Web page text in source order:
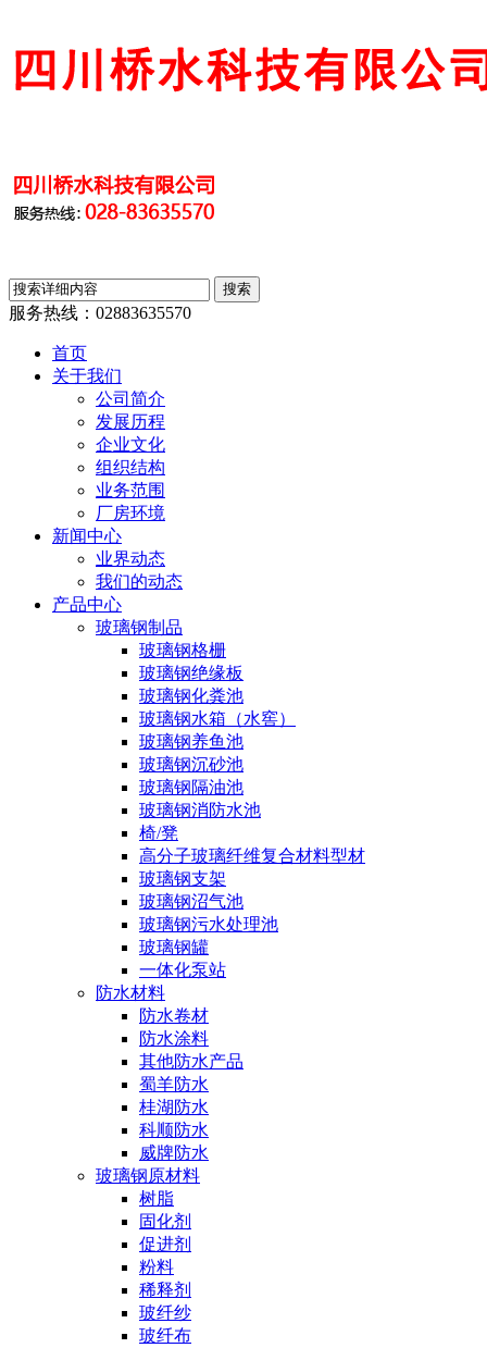
服务热线： 02883635570
首页
关于我们
公司简介
发展历程
企业文化
组织结构
业务范围
厂房环境
新闻中心
业界动态
我们的动态
产品中心
玻璃钢制品
玻璃钢格栅
玻璃钢绝缘板
玻璃钢化粪池
玻璃钢水箱（水窖）
玻璃钢养鱼池
玻璃钢沉砂池
玻璃钢隔油池
玻璃钢消防水池
椅/凳
高分子玻璃纤维复合材料型材
玻璃钢支架
玻璃钢沼气池
玻璃钢污水处理池
玻璃钢罐
一体化泵站
防水材料
防水卷材
防水涂料
其他防水产品
蜀羊防水
桂湖防水
科顺防水
威牌防水
玻璃钢原材料
树脂
固化剂
促进剂
粉料
稀释剂
玻纤纱
玻纤布